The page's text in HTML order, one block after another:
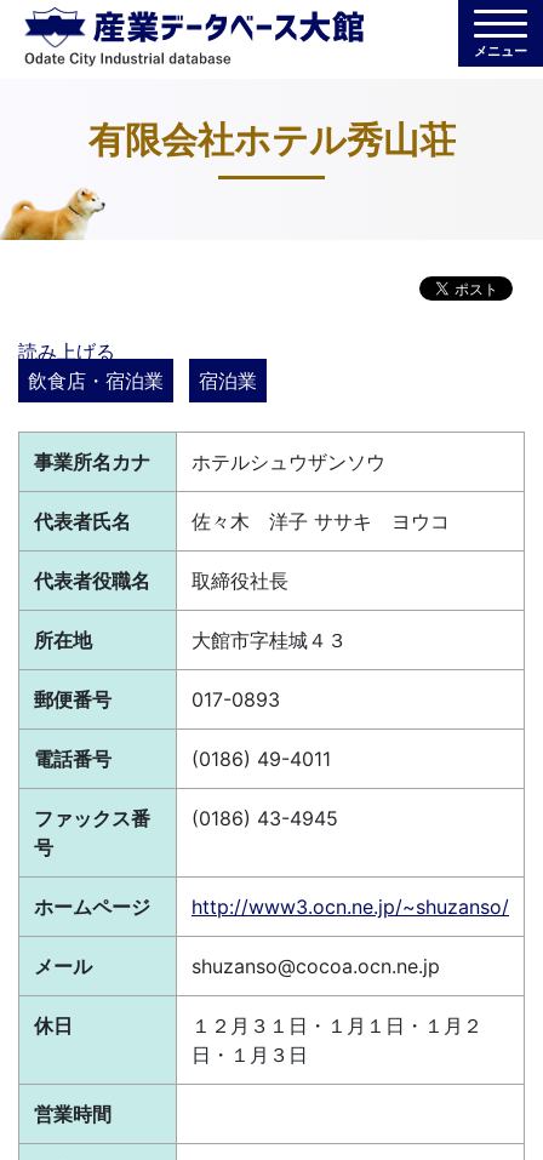
メニュー
有限会社ホテル秀山荘
読み上げる
飲食店・宿泊業
宿泊業
事業所名カナ ホテルシュウザンソウ
代表者氏名 佐々木 洋子 ササキ ヨウコ
代表者役職名 取締役社長
所在地 大館市字桂城４３
郵便番号 017-0893
電話番号 (0186) 49-4011
ファックス番
号
(0186) 43-4945
ホームページ http://www3.ocn.ne.jp/~shuzanso/
メール shuzanso@cocoa.ocn.ne.jp
休日
１２月３１日・１月１日・１月２
日・１月３日
営業時間